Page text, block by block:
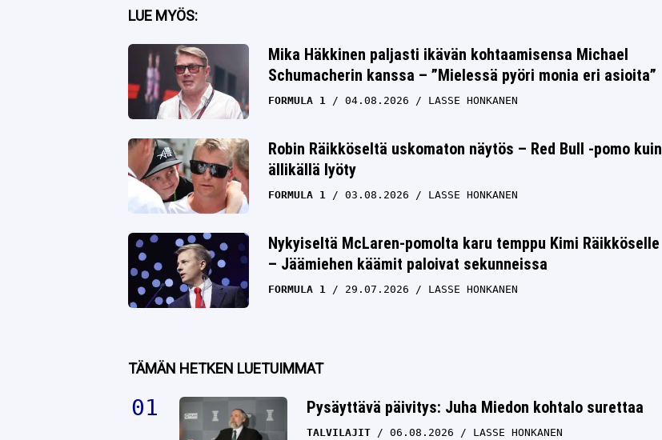
Facebook
Twitter
Whatsapp
LUE MYÖS:
Mika Häkkinen paljasti ikävän kohtaamisensa Michael
Schumacherin kanssa – ”Mielessä pyöri monia eri asioita”
FORMULA 1 04.08.2026 LASSE HONKANEN
Robin Räikköseltä uskomaton näytös – Red Bull -pomo kuin
ällikällä lyöty
FORMULA 1 03.08.2026 LASSE HONKANEN
Nykyiseltä McLaren-pomolta karu temppu Kimi Räikköselle
– Jäämiehen käämit paloivat sekunneissa
FORMULA 1 29.07.2026 LASSE HONKANEN
TÄMÄN HETKEN LUETUIMMAT
Pysäyttävä päivitys: Juha Miedon kohtalo surettaa
TALVILAJIT 06.08.2026 LASSE HONKANEN